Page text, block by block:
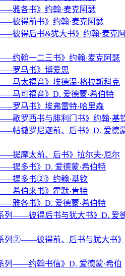
雅各书》约翰·麦克阿瑟
彼得前书》约翰·麦克阿瑟
彼得后书&犹大书》约翰·麦克
约翰一二三书》约翰·麦克阿瑟
罗马书》博爱思
马太福音》埃德温·格拉斯科克
马可福音》D. 爱德蒙·希伯特
罗马书》埃弗雷特·哈里森
歌罗西书与腓利门书》约翰·基
帖撒罗尼迦前、后书》D. 爱德
提摩太前、后书》拉尔夫·厄尔
提多书》D. 爱德蒙·希伯特
提多书②》约翰·基钦
希伯来书》霍默·肯特
雅各书》D. 爱德蒙·希伯特
列——彼得后书与犹大书》D. 爱
列②——彼得前、后书与犹大书》
列——约翰书信》D. 爱德蒙·希伯